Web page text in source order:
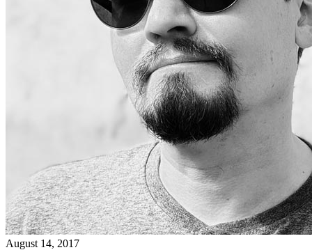
August 14, 2017